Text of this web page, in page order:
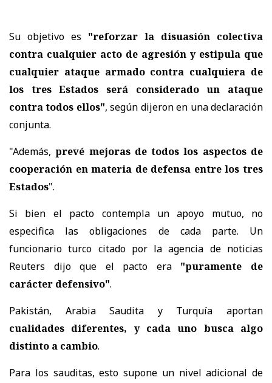
Su objetivo es "reforzar la disuasión colectiva
contra cualquier acto de agresión y estipula que
cualquier ataque armado contra cualquiera de
los tres Estados será considerado un ataque
contra todos ellos", según dijeron en una declaración
conjunta.
"Además,prevé mejoras de todos los aspectos de
cooperación en materia de defensa entre los tres
Estados".
Si bien el pacto contempla un apoyo mutuo, no
especifica las obligaciones de cada parte. Un
funcionario turco citado por la agencia de noticias
Reuters dijo que el pacto era "puramente de
carácter defensivo".
Pakistán, Arabia Saudita y Turquía aportan
cualidades diferentes, y cada uno busca algo
distinto a cambio.
Para los sauditas, esto supone un nivel adicional de